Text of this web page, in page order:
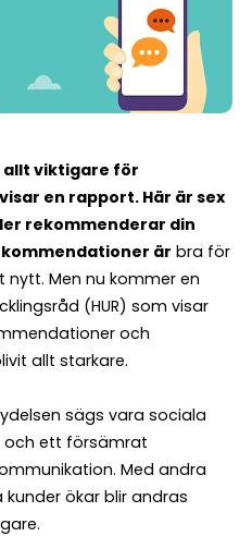
viktigare för
en rapport. Här är sex
rekommenderar din
är bra för
Men nu kommer en
(HUR) som visar
och
allt starkare.
sägs vara sociala
och ett försämrat
Med andra
ökar blir andras